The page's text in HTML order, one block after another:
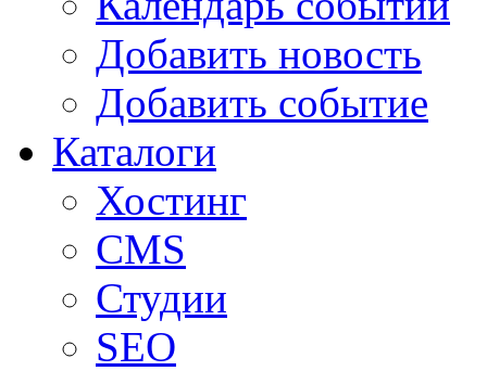
Добавить новость
Добавить событие
Каталоги
Хостинг
CMS
Студии
SEO